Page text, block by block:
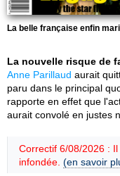
La belle française enfin
La nouvelle risque de
Anne Parillaud aurait
paru dans le principal
rapporte en effet que
aurait convolé en justes
Correctif 6/08/2026 :
infondée. (en savoir